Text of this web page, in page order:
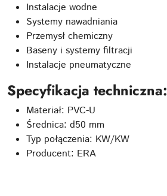
Instalacje wodne
Systemy nawadniania
Przemysł chemiczny
Baseny i systemy filtracji
Instalacje pneumatyczne
Specyfikacja techniczna:
Materiał: PVC-U
Średnica: d50 mm
Typ połączenia: KW/KW
Producent: ERA